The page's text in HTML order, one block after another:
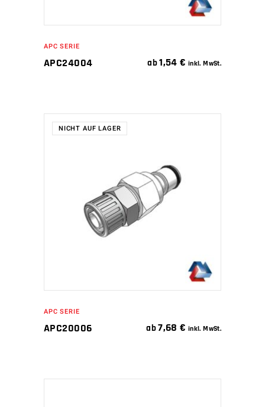
APC SERIE
APC24004 ab1,54€ inkl. MwSt.
NICHT AUF LAGER
WEITERLESEN
APC SERIE
APC20006 ab7,68€ inkl. MwSt.